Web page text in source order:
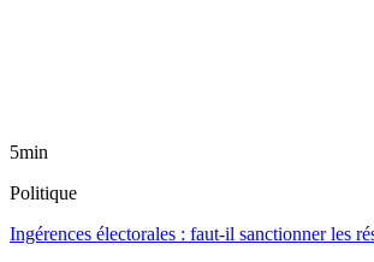
5min
Politique
Ingérences électorales : faut-il sanctionner les